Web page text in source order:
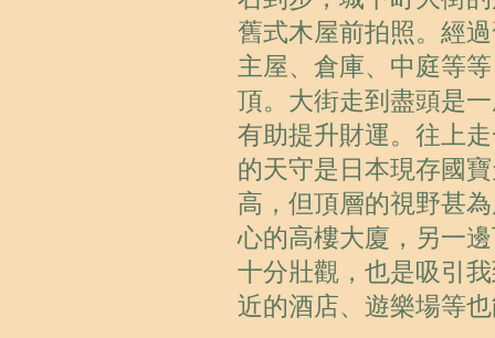
舊式木屋前拍照。經
主屋、倉庫、中庭等
頂。大街走到盡頭是
有助提升財運。往上
的天守是日本現存國
高，但頂層的視野甚
心的高樓大廈，另一
十分壯觀，也是吸引
近的酒店、遊樂場等